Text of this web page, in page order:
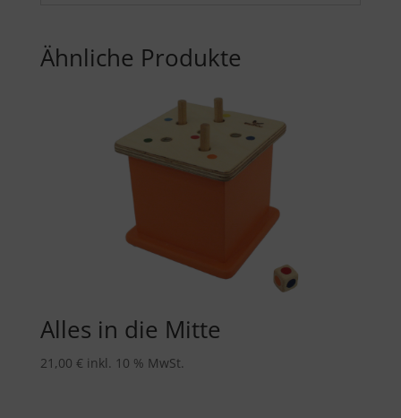
Ähnliche Produkte
Alles in die Mitte
21,00 € inkl. 10 % MwSt.